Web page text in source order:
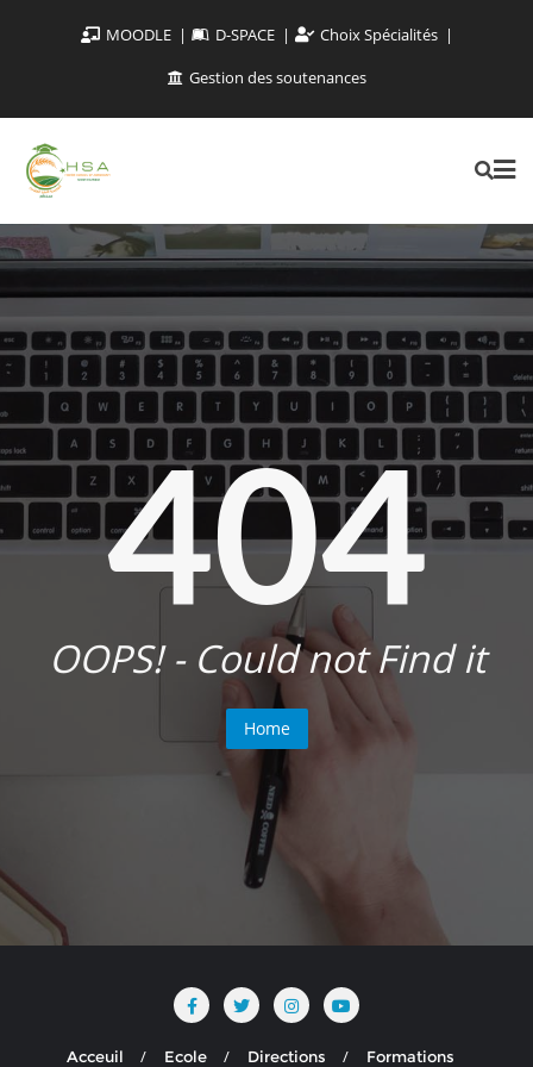
MOODLE D-SPACE
Choix Spécialités
Gestion des soutenances
404
OOPS! - Could not Find it
Home
Acceuil Ecole Directions Formations